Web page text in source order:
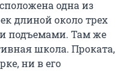
одна из
длиной около трех
подъемами. Там же
школа. Проката,
ни в его